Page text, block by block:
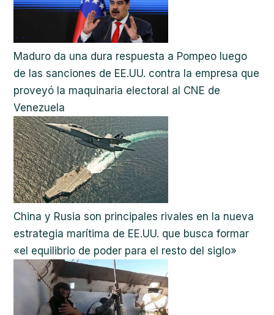
Maduro da una dura respuesta a Pompeo luego
de las sanciones de EE.UU. contra la empresa que
proveyó la maquinaria electoral al CNE de
Venezuela
China y Rusia son principales rivales en la nueva
estrategia marítima de EE.UU. que busca formar
«el equilibrio de poder para el resto del siglo»